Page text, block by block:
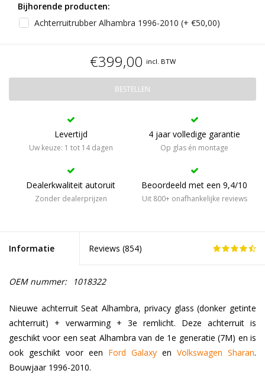
Bijhorende producten:
Achterruitrubber Alhambra 1996-2010 (+ €50,00)
€399,00 incl. BTW
BESTELLEN
Levertijd
Uw keuze: 1 tot 14 dagen
4 jaar volledige garantie
Op glas én montage
Dealerkwaliteit autoruit
Zonder dealerprijzen
Beoordeeld met een 9,4/10
Uit 800+ onafhankelijke reviews
Informatie Reviews (854)
OEM nummer: 1018322
Nieuwe achterruit Seat Alhambra, privacy glass (donker getinte
achterruit) + verwarming + 3e remlicht. Deze achterruit is
geschikt voor een seat Alhambra van de 1e generatie (7M) en is
ook geschikt voor een Ford Galaxy en Volkswagen Sharan.
Bouwjaar 1996-2010.